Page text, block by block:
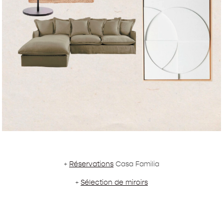
+ Réservations Casa Familia
+ Sélection de miroirs